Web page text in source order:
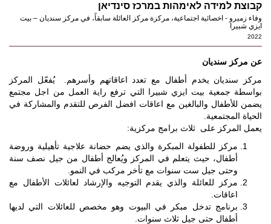
קבוצת למידה לאימהות במרכז סינדיאן
وفاء زميرو - اخصائية اجتماعية، مركزة مركز العائلة سابقاً، في مركز سنديان – بيت
ايزي شبيرا
2022
عن مركز سنديان
مركز سنديان يخدم أطفال مع تعدد اعاقاتهم وأسرهم. يُفعّل المركز
بواسطة جمعية بيت ايزي شبيرا التي ترفع راية العمل من اجل مجتمع
يضمن للأطفال والبالغين مع اعاقات افضل الفرص للتقدم والمشاركة في
الحياة المجتمعية.
يعمل المركز على ثلاث برامج مركزية:
مركز للطفولة المبكرة والذي يضم حضانة علاجية تأهيلية وروضة
أطفال، حيث يتعلم في المركز ويُعالج أطفال من جيل نصف سنة
وحتى جيل ست سنوات مع تأخر مركب في النمو.
مركز للعائلة والذي يقدم التوجيه والإرشاد لعائلات الأطفال مع
اعاقات.
برنامج تدخل مبكر في البيوت وهو مخصص للعائلات التي لديها
أطفال حتى جيل ثلاث سنوات.